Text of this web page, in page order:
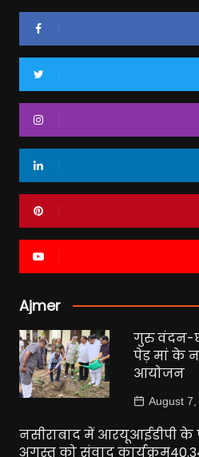
Ajmer
गुरु वंदन-
पेड़ मां के
आयोजन
August 7,
नसीराबाद में आरयूआईडीपी
अगस्त को संवाद